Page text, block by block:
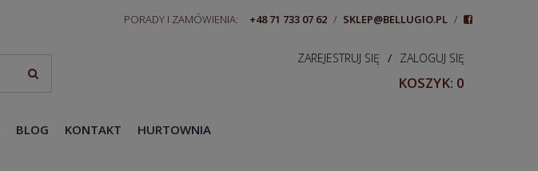
PORADY I ZAMÓWIENIA: +48 71 733 07 62 / SKLEP@BELLUGIO.PL /
ZAREJESTRUJ SIĘ / ZALOGUJ SIĘ
KOSZYK: 0
BLOG KONTAKT HURTOWNIA